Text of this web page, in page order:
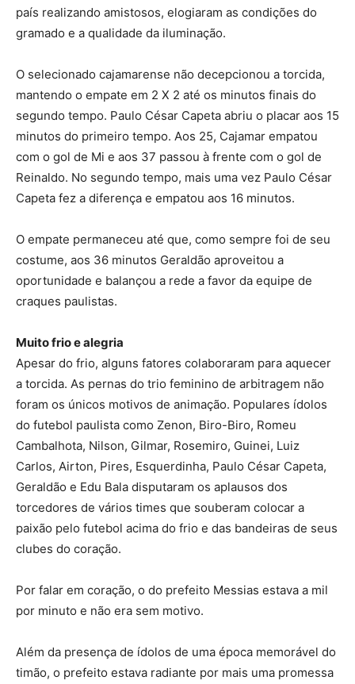
país realizando amistosos, elogiaram as condições do
gramado e a qualidade da iluminação.
O selecionado cajamarense não decepcionou a torcida,
mantendo o empate em 2 X 2 até os minutos finais do
segundo tempo. Paulo César Capeta abriu o placar aos 15
minutos do primeiro tempo. Aos 25, Cajamar empatou
com o gol de Mi e aos 37 passou à frente com o gol de
Reinaldo. No segundo tempo, mais uma vez Paulo César
Capeta fez a diferença e empatou aos 16 minutos.
O empate permaneceu até que, como sempre foi de seu
costume, aos 36 minutos Geraldão aproveitou a
oportunidade e balançou a rede a favor da equipe de
craques paulistas.
Muito frio e alegria
Apesar do frio, alguns fatores colaboraram para aquecer
a torcida. As pernas do trio feminino de arbitragem não
foram os únicos motivos de animação. Populares ídolos
do futebol paulista como Zenon, Biro-Biro, Romeu
Cambalhota, Nilson, Gilmar, Rosemiro, Guinei, Luiz
Carlos, Airton, Pires, Esquerdinha, Paulo César Capeta,
Geraldão e Edu Bala disputaram os aplausos dos
torcedores de vários times que souberam colocar a
paixão pelo futebol acima do frio e das bandeiras de seus
clubes do coração.
Por falar em coração, o do prefeito Messias estava a mil
por minuto e não era sem motivo.
Além da presença de ídolos de uma época memorável do
timão, o prefeito estava radiante por mais uma promessa